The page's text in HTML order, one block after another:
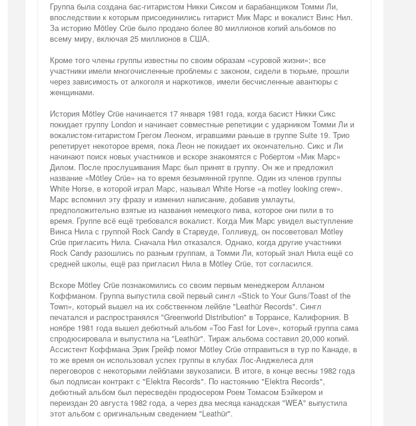
Группа была создана бас-гитаристом Никки Сиксом и барабанщиком Томми Ли,
впоследствии к которым присоединились гитарист Мик Марс и вокалист Винс Нил.
За историю Mötley Crüe было продано более 80 миллионов копий альбомов по
всему миру, включая 25 миллионов в США.
Кроме того члены группы известны по своим образам «суровой жизни»; все
участники имели многочисленные проблемы с законом, сидели в тюрьме, прошли
через зависимость от алкоголя и наркотиков, имели бесчисленные авантюры с
женщинами.
История Mötley Crüe начинается 17 января 1981 года, когда басист Никки Сикс
покидает группу London и начинает совместные репетиции с ударником Томми Ли и
вокалистом-гитаристом Грегом Леоном, игравшими раньше в группе Suite 19. Трио
репетирует некоторое время, пока Леон не покидает их окончательно. Сикс и Ли
начинают поиск новых участников и вскоре знакомятся с Робертом «Мик Марс»
Дилом. После прослушивания Марс был принят в группу. Он же и предложил
название «Mötley Crüe» на то время безымянной группе. Один из членов группы
White Horse, в которой играл Марс, называл White Horse «a motley looking crew».
Марс вспомнил эту фразу и изменил написание, добавив умлауты,
предположительно взятые из названия немецкого пива, которое они пили в то
время. Группе всё ещё требовался вокалист. Когда Мик Марс увидел выступление
Винса Нила с группой Rock Candy в Старвуде, Голливуд, он посоветовал Mötley
Crüe пригласить Нила. Сначала Нил отказался. Однако, когда другие участники
Rock Candy разошлись по разным группам, а Томми Ли, который знал Нила ещё со
средней школы, ещё раз пригласил Нила в Mötley Crüe, тот согласился.
Вскоре Mötley Crüe познакомились со своим первым менеджером Алланом
Коффманом. Группа выпустила свой первый сингл «Stick to Your Guns/Toast of the
Town», который вышел на их собственном лейбле "Leathür Records". Сингл
печатался и распространялся "Greenworld Distribution" в Торрансе, Калифорния. В
ноябре 1981 года вышел дебютный альбом «Too Fast for Love», который группа сама
спродюсировала и выпустила на "Leathür". Тираж альбома составил 20,000 копий.
Ассистент Коффмана Эрик Грейф помог Mötley Crüe отправиться в тур по Канаде, в
то же время он использовал успех группы в клубах Лос-Анджелеса для
переговоров с некоторыми лейблами звукозаписи. В итоге, в конце весны 1982 года
был подписан контракт с "Elektra Records". По настоянию "Elektra Records",
дебютный альбом был пересведён продюсером Роем Томасом Бэйкером и
переиздан 20 августа 1982 года, а через два месяца канадская "WEA" выпустила
этот альбом с оригинальным сведением "Leathür".